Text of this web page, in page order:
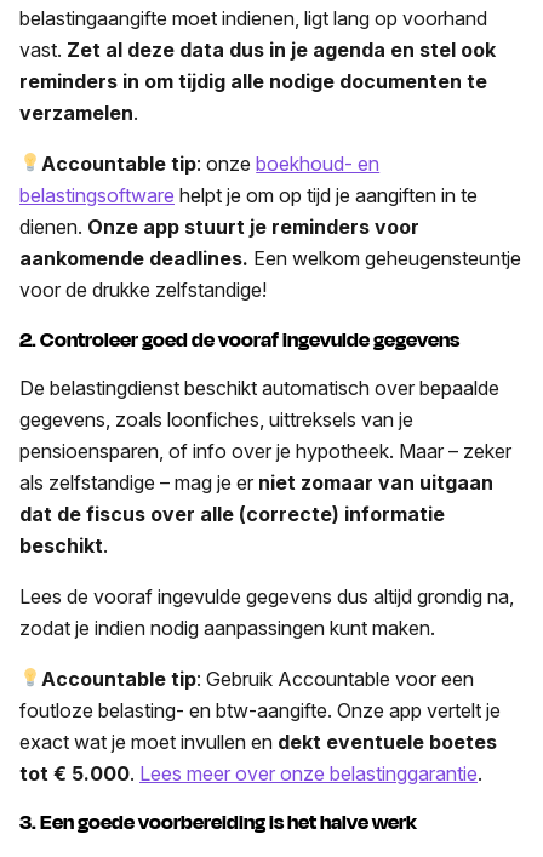
belastingaangifte moet indienen, ligt lang op voorhand
vast. Zet al deze data dus in je agenda en stel ook
reminders in om tijdig alle nodige documenten te
verzamelen.
Accountable tip: onzeboekhoud- en
belastingsoftware helpt je om op tijd je aangiften in te
dienen. Onze app stuurt je reminders voor
aankomende deadlines. Een welkom geheugensteuntje
voor de drukke zelfstandige!
2. Controleer goed de vooraf ingevulde gegevens
De belastingdienst beschikt automatisch over bepaalde
gegevens, zoals loonfiches, uittreksels van je
pensioensparen, of info over je hypotheek. Maar – zeker
als zelfstandige – mag je er niet zomaar van uitgaan
dat de fiscus over alle (correcte) informatie
beschikt.
Lees de vooraf ingevulde gegevens dus altijd grondig na,
zodat je indien nodig aanpassingen kunt maken.
Accountable tip: Gebruik Accountable voor een
foutloze belasting- en btw-aangifte. Onze app vertelt je
exact wat je moet invullen en dekt eventuele boetes
tot € 5.000. Lees meer over onze belastinggarantie.
3. Een goede voorbereiding is het halve werk